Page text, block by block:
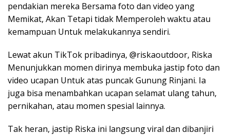
pendakian mereka Bersama foto dan video yang
Memikat, Akan Tetapi tidak Memperoleh waktu atau
kemampuan Untuk melakukannya sendiri.
Lewat akun TikTok pribadinya, @riskaoutdoor, Riska
Menunjukkan momen dirinya membuka jastip foto dan
video ucapan Untuk atas puncak Gunung Rinjani. Ia
juga bisa menambahkan ucapan selamat ulang tahun,
pernikahan, atau momen spesial lainnya.
Tak heran, jastip Riska ini langsung viral dan dibanjiri